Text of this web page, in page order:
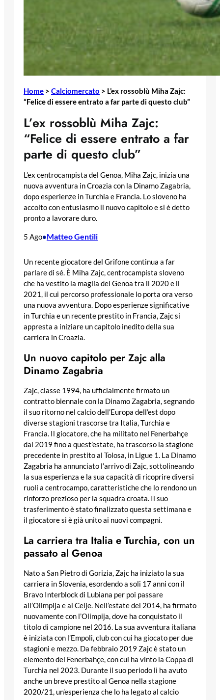
Home > Calciomercato > L’ex rossoblù Miha Zajc:
“Felice di essere entrato a far parte di questo club”
L’ex rossoblù Miha Zajc:
“Felice di essere entrato a far
parte di questo club”
L’ex centrocampista del Genoa, Miha Zajc, inizia una
nuova avventura in Croazia con la Dinamo Zagabria,
dopo esperienze in Turchia e Francia. Lo sloveno ha
accolto con entusiasmo il nuovo capitolo e si è detto
pronto a lavorare duro.
5 Ago•Matteo Gentili
Un recente giocatore del Grifone continua a far
parlare di sé. È Miha Zajc, centrocampista sloveno
che ha vestito la maglia del Genoa tra il 2020 e il
2021, il cui percorso professionale lo porta ora verso
una nuova avventura. Dopo esperienze significative
in Turchia e un recente prestito in Francia, Zajc si
appresta a iniziare un capitolo inedito della sua
carriera in Croazia.
Un nuovo capitolo per Zajc alla
Dinamo Zagabria
Zajc, classe 1994, ha ufficialmente firmato un
contratto biennale con la Dinamo Zagabria, segnando
il suo ritorno nel calcio dell’Europa dell’est dopo
diverse stagioni trascorse tra Italia, Turchia e
Francia. Il giocatore, che ha militato nel Fenerbahçe
dal 2019 fino a quest’estate, ha trascorso la stagione
precedente in prestito al Tolosa, in Ligue 1. La Dinamo
Zagabria ha annunciato l’arrivo di Zajc, sottolineando
la sua esperienza e la sua capacità di ricoprire diversi
ruoli a centrocampo, caratteristiche che lo rendono un
rinforzo prezioso per la squadra croata. Il suo
trasferimento è stato finalizzato questa settimana e
il giocatore si è già unito ai nuovi compagni.
La carriera tra Italia e Turchia, con un
passato al Genoa
Nato a San Pietro di Gorizia, Zajc ha iniziato la sua
carriera in Slovenia, esordendo a soli 17 anni con il
Bravo Interblock di Lubiana per poi passare
all’Olimpija e al Celje. Nell’estate del 2014, ha firmato
nuovamente con l’Olimpija, dove ha conquistato il
titolo di campione nel 2016. La sua avventura italiana
è iniziata con l’Empoli, club con cui ha giocato per due
stagioni e mezzo. Da febbraio 2019 Zajc è stato un
elemento del Fenerbahçe, con cui ha vinto la Coppa di
Turchia nel 2023. Durante il suo periodo lì ha avuto
anche un breve prestito al Genoa nella stagione
2020/21, un’esperienza che lo ha legato al calcio